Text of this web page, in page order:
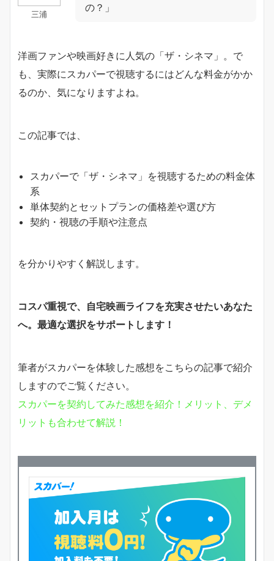
三浦
の？」
洋画ファンや映画好きに人気の「ザ・シネマ」。で
も、実際にスカパーで視聴するにはどんな料金がかか
るのか、気になりますよね。
この記事では、
スカパーで「ザ・シネマ」を視聴するための料金体
系
単体契約とセットプランの価格差や選び方
契約・視聴の手順や注意点
を分かりやすく解説します。
コスパ重視で、自宅映画ライフを充実させたいあなた
へ。最適な選択をサポートします！
筆者がスカパーを体験した感想をこちらの記事で紹介
しますのでご覧ください。
スカパーを契約してみた感想を紹介！メリット、デメ
リットも合わせて解説！